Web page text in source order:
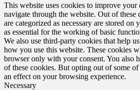
This website uses cookies to improve
navigate through the website. Out of these
are categorized as necessary are stored on
as essential for the working of basic
We also use third-party cookies that help
how you use this website. These cookies
browser only with your consent. You also
of these cookies. But opting out of some
an effect on your browsing experience.
Necessary